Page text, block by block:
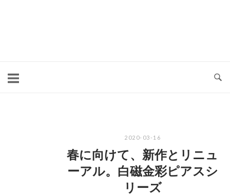
2020-03-16
春に向けて、新作とリニュ
ーアル。白磁金彩ピアスシ
リーズ